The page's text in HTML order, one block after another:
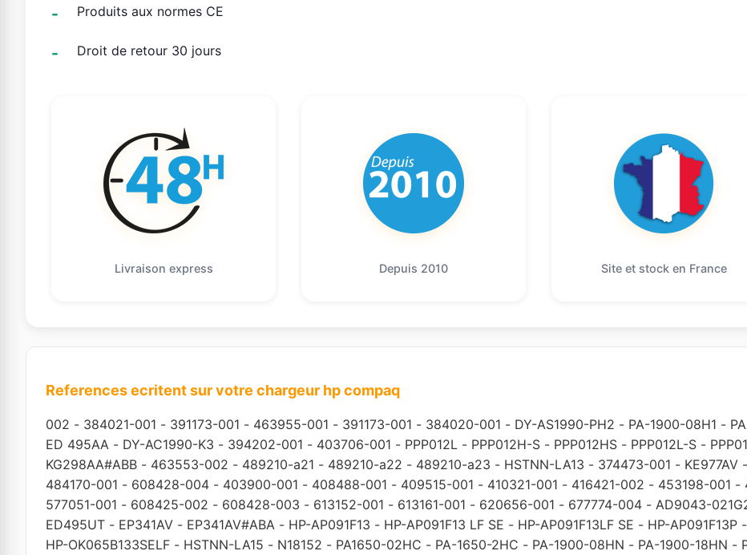
Produits aux normes CE
Droit de retour 30 jours
Livraison express Depuis 2010 Site et stock en France
References ecritent sur votre chargeur hp compaq
002 - 384021-001 - 391173-001 - 463955-001 - 391173-001 - 384020-001 - DY-AS1990-PH2 - PA-1900-08H1 -
ED 495AA - DY-AC1990-K3 - 394202-001 - 403706-001 - PPP012L - PPP012H-S - PPP012HS - PPP012L-S -
KG298AA#ABB - 463553-002 - 489210-a21 - 489210-a22 - 489210-a23 - HSTNN-LA13 - 374473-001 - KE977AV -
484170-001 - 608428-004 - 403900-001 - 408488-001 - 409515-001 - 410321-001 - 416421-002 - 453198-001 -
577051-001 - 608425-002 - 608428-003 - 613152-001 - 613161-001 - 620656-001 - 677774-004 - AD9043-
ED495UT - EP341AV - EP341AV#ABA - HP-AP091F13 - HP-AP091F13 LF SE - HP-AP091F13LF SE - HP-AP091F13P -
HP-OK065B133SELF - HSTNN-LA15 - N18152 - PA1650-02HC - PA-1650-2HC - PA-1900-08HN - PA-1900-18HN -